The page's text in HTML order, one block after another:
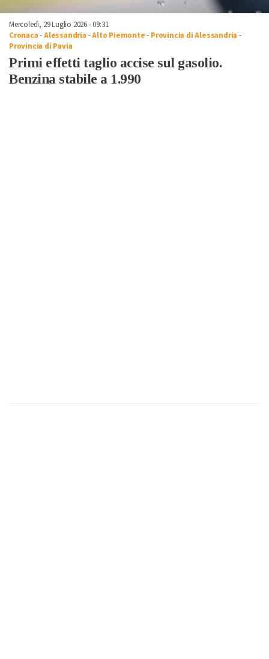
Mercoledì, 29 Luglio 2026 - 09:31
Cronaca-Alessandria -Alto Piemonte- Provincia di Alessandria -
Provincia di Pavia
Primi effetti taglio accise sul gasolio.
Benzina stabile a 1.990